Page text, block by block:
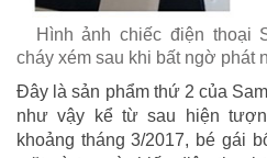
Hình ảnh chiếc điện thoại
cháy xém sau khi bất ngờ phát
Đây là sản phẩm thứ 2 của
như vậy kể từ sau hiện
khoảng tháng 3/2017, bé gái